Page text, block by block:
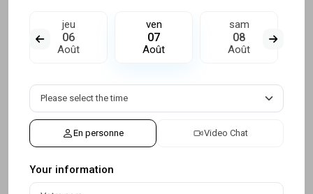
jeu
06
Août
ven
07
Août
sam
08
Août
En personne Video Chat
Your information